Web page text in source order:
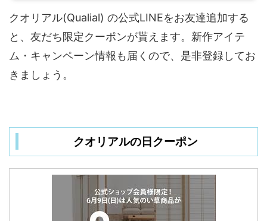
クオリアル(Qualial) の公式LINEをお友達追加する
と、友だち限定クーポンが貰えます。新作アイテ
ム・キャンペーン情報も届くので、是非登録してお
きましょう。
クオリアルの日クーポン